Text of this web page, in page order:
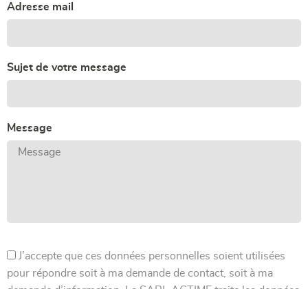
Adresse mail
Sujet de votre message
Message
J’accepte que ces données personnelles soient utilisées
pour répondre soit à ma demande de contact, soit à ma